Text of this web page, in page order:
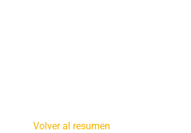
Volver al resumen